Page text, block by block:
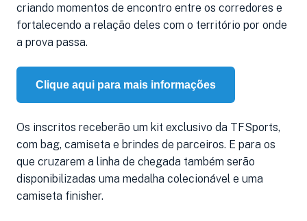
criando momentos de encontro entre os corredores e
fortalecendo a relação deles com o território por onde
a prova passa.
Clique aqui para mais informações
Os inscritos receberão um kit exclusivo da TFSports,
com bag, camiseta e brindes de parceiros. E para os
que cruzarem a linha de chegada também serão
disponibilizadas uma medalha colecionável e uma
camiseta finisher.